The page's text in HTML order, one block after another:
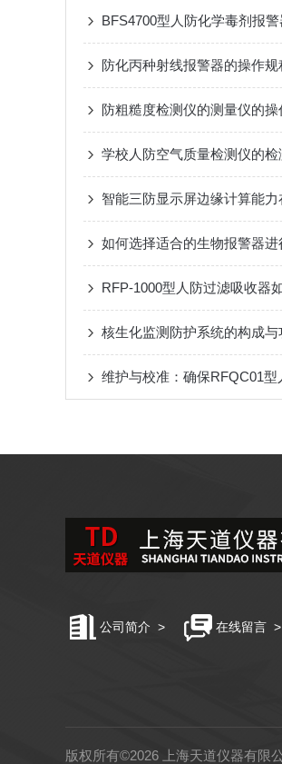
防化丙种射线报警器的操作规
防粗糙度检测仪的测量仪的操
学校人防空气质量检测仪的检
公司简介 > 在线留言 >
版权所有©2026 上海天道仪器有限